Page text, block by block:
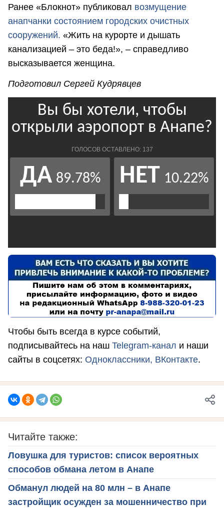
Ранее «Блокнот» публиковал возмущение
анапчанки состоянием городских очистных
сооружений. «Жить на курорте и дышать
канализацией – это беда!», – справедливо
высказывается женщина.
Подготовил Сергей Кудрявцев
Чтобы быть всегда в курсе событий,
подписывайтесь на наш Telegram-канал и наши
сайты в соцсетях: Одноклассники, ВКонтакте.
Читайте также:
Ловушка для туристов: список вероятных
способов обмана летом в Анапе
Обманул людей на 80 млн – в Анапе
застройщик осужден за мошенничество при